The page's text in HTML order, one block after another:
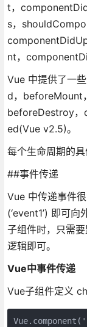
t，
s，
nt，
Vue 中提供了一
d，beforeMount
beforeDestroy
ed(Vue v2.5)。
每个生命周期的具
##事件传递
Vue 中传递事件
(‘event1’) 即可
子组件时，只需
逻辑即可。
Vue中事件传递
Vue子组件定义